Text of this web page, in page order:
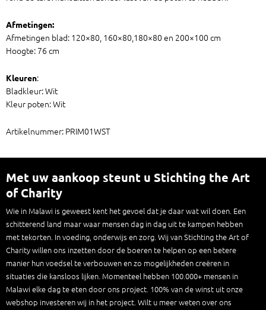
Afmetingen:
Afmetingen blad: 120×80, 160×80,180×80 en 200×100 cm
Hoogte: 76 cm
Kleuren:
Bladkleur: Wit
Kleur poten: Wit
Artikelnummer: PRIM01WST
Met uw aankoop steunt u Stichting the Art
of Charity
Wie in Malawi is geweest kent het gevoel dat je daar wat wil doen. Een
schitterend land maar waar mensen dag in dag uit te kampen hebben
met tekorten. In voeding, onderwijs en zorg. Wij van Stichting the Art of
Charity willen ons inzetten door de boeren te helpen op een betere
manier hun voedsel te verbouwen en zo mogelijkheden creëren in
situaties die kansloos lijken. Momenteel hebben 100.000+ mensen in
Malawi elke dag te eten door ons project. 100% van de winst uit onze
webshop investeren wij in het project. Wilt u meer weten over ons